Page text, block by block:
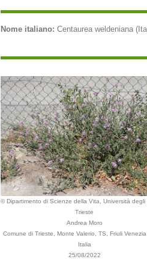
Nome italiano: Centaurea weldeniana
© Dipartimento di Scienze della Vita, Università degli
Trieste
Andrea Moro
Comune di Trieste, Monte Valerio, TS, Friuli Venezia
Italia
25/08/2022